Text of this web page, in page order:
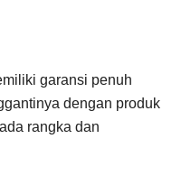
garansi penuh
dengan produk
rangka dan